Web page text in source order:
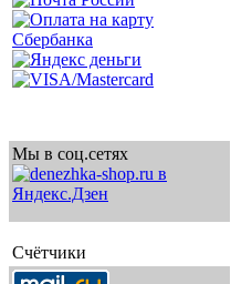
Мы в соц.сетях
Счётчики